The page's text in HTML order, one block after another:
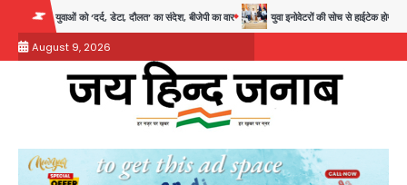
content
को ‘दर्द, डेटा, दौलत’ का संदेश, बीजेपी का वार युवा इनोवेटरों की सोच से हाईटेक होगी दिल्ली पुलिस
August 9, 2026